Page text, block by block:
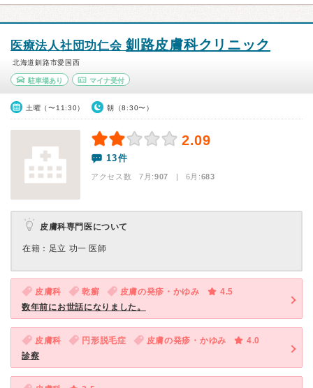
医療法人社団功仁会 釧路皮膚科クリニック
北海道釧路市愛国西
駐車場あり マイナ受付
土曜（〜11:30） 朝（8:30〜）
2.09
13件
アクセス数 7月:907 | 6月:683
皮膚科専門医について
在籍：足立 功一 医師
皮膚科 乾癬 皮膚の発疹・かゆみ
4.5
数年前にお世話になりました。
皮膚科 円形脱毛症 皮膚の発疹・かゆみ
4.0
診察